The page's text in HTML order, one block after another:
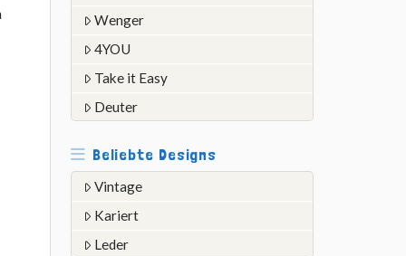
Wenger
4YOU
Take it Easy
Deuter
Beliebte Designs
Vintage
Kariert
Leder